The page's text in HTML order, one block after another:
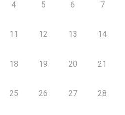
4 5 6 7
11 12 13 14
18 19 20 21
25 26 27 28